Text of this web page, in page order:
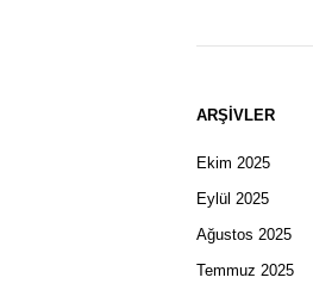
ARŞIVLER
Ekim 2025
Eylül 2025
Ağustos 2025
Temmuz 2025